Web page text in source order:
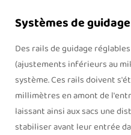
Systèmes de
Des rails de guidage
(ajustements inférieurs au
système. Ces rails doivent
millimètres en amont de
laissant ainsi aux sacs une
stabiliser avant leur entrée